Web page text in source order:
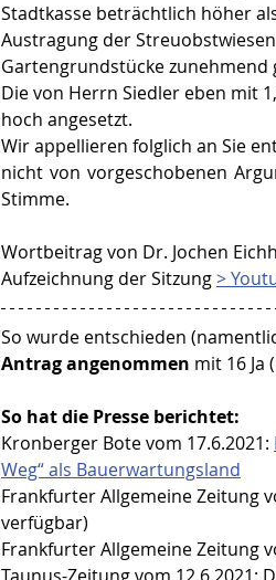
Stadtkasse beträchtlich höher
Austragung der
Gartengrundstücke
Die von Herrn Siedler eben mit
hoch angesetzt.
Wir appellieren folglich an Sie
nicht von vorgeschobenen
Stimme.
Wortbeitrag von Dr. Jochen
Aufzeichnung der Sitzung >
So wurde entschieden
Antrag angenommen mit 16 Ja
So hat die Presse berichtet:
Kronberger Bote vom 17.6.2021:
Weg“ als Bauerwartungsland
Frankfurter Allgemeine Zeitung
verfügbar)
Frankfurter Allgemeine Zeitung